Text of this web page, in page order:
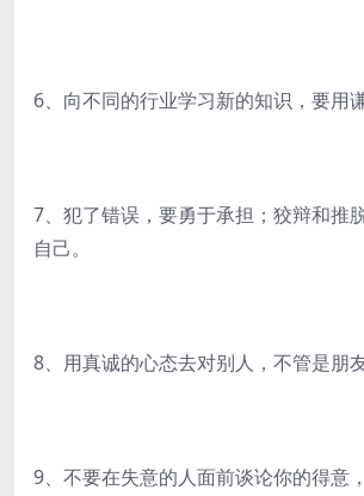
6、向不同的行业学习新的知识，要用
7、犯了错误，要勇于承担；狡辩和推
自己。
8、用真诚的心态去对别人，不管是朋
9、不要在失意的人面前谈论你的得意